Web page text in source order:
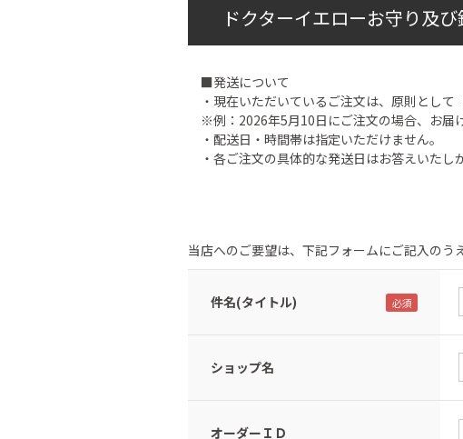
ドクターイエローお守り及
■発送について
・現在いただいているご注文は、原則として
※例：2026年5月10日にご注文の場合、お届
・配送日・時間帯は指定いただけません。
・各ご注文の具体的な発送日はお答えいたし
当店へのご要望は、下記フォームにご記入のう
件名(タイトル)
ショップ名
オーダーＩＤ